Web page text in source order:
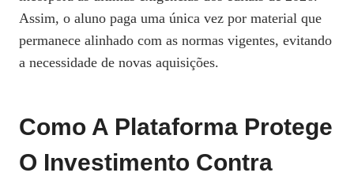
Assim, o aluno paga uma única vez por material que
permanece alinhado com as normas vigentes, evitando
a necessidade de novas aquisições.
Como A Plataforma Protege
O Investimento Contra